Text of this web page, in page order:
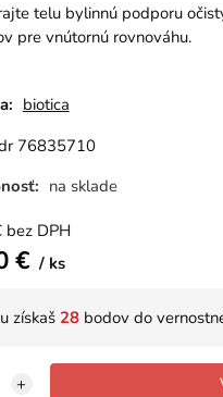
telu bylinnú podporu
pre vnútornú rovnováhu.
biotica
76835710
na sklade
bez DPH
€ ks
získaš 28bodov do